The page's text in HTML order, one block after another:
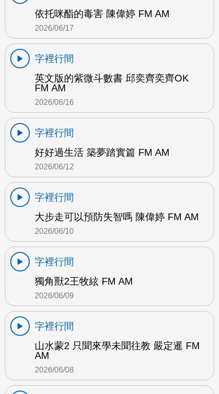
依托咪酯的毒害 陳偉婷 FM AM
2026/06/17
字裡行間
英文版的紫微斗數書 邱奕齊奕齊OK
FM AM
2026/06/16
字裡行間
好好過生活 築夢踏實篇 FM AM
2026/06/12
字裡行間
大步走可以預防失智嗎 陳偉婷 FM AM
2026/06/10
字裡行間
獨角獸2王牧絃 FM AM
2026/06/09
字裡行間
山水蒙2 只聞來學未聞往教 嚴定暹 FM
AM
2026/06/08